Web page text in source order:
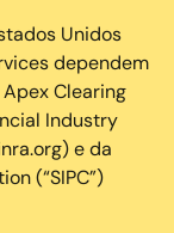
Unidos
dependem
Clearing
Industry
e da
(“SIPC”)